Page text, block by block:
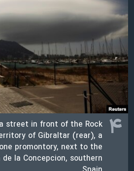
۴ street in front of the Rock
of Gibraltar (rear), a
promontory, next to the
la Concepcion, southern